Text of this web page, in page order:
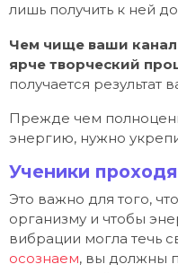
лишь получить к ней
Чем чище ваши
ярче творческий
получается результат
Прежде чем
энергию, нужно
Ученики
Это важно для того,
организму и чтобы
вибрации могла течь
осознаем, вы должны